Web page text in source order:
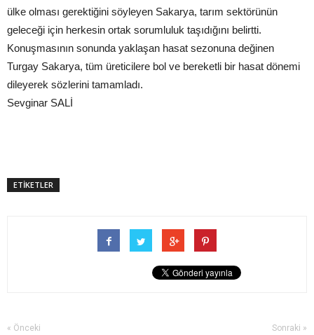
ülke olması gerektiğini söyleyen Sakarya, tarım sektörünün
geleceği için herkesin ortak sorumluluk taşıdığını belirtti.
Konuşmasının sonunda yaklaşan hasat sezonuna değinen
Turgay Sakarya, tüm üreticilere bol ve bereketli bir hasat dönemi
dileyerek sözlerini tamamladı.
Sevginar SALİ
ETİKETLER
« Önceki Sonraki »